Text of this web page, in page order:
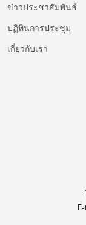
ข่าวประชาสัมพันธ์
ปฏิทินการประชุม
เกี่ยวกับเรา